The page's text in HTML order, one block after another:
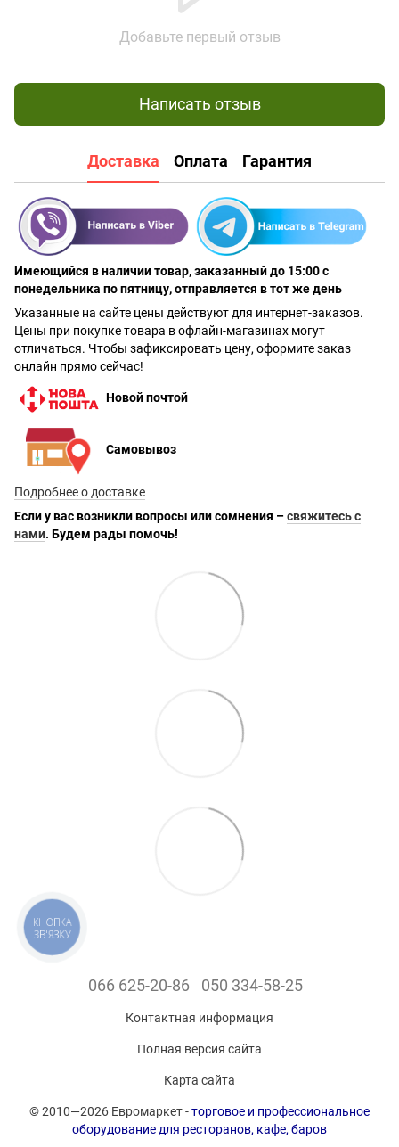
Добавьте первый отзыв
Написать отзыв
Доставка Оплата Гарантия
Имеющийся в наличии товар, заказанный до 15:00 с
понедельника по пятницу, отправляется в тот же день
Указанные на сайте цены действуют для интернет-заказов.
Цены при покупке товара в офлайн-магазинах могут
отличаться. Чтобы зафиксировать цену, оформите заказ
онлайн прямо сейчас!
Новой почтой
Самовывоз
Подробнее о доставке
Если у вас возникли вопросы или сомнения –свяжитесь с
нами. Будем рады помочь!
066 625-20-86 050 334-58-25
Контактная информация
Полная версия сайта
Карта сайта
© 2010—2026 Евромаркет -торговое и профессиональное
оборудование для ресторанов, кафе, баров
КНОПКА
ЗВ'ЯЗКУ